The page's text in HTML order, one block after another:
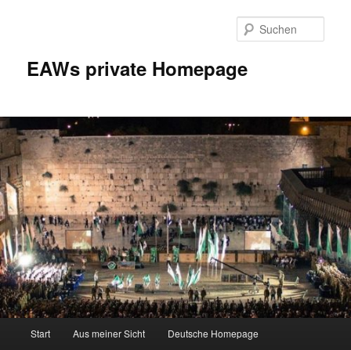
EAWs private Homepage
Start Aus meiner Sicht Deutsche Homepage